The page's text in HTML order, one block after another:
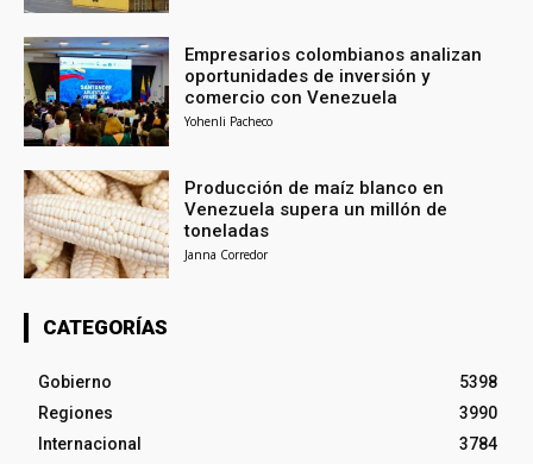
Empresarios colombianos analizan
oportunidades de inversión y
comercio con Venezuela
Yohenli Pacheco
Producción de maíz blanco en
Venezuela supera un millón de
toneladas
Janna Corredor
CATEGORÍAS
Gobierno
5398
Regiones
3990
Internacional
3784